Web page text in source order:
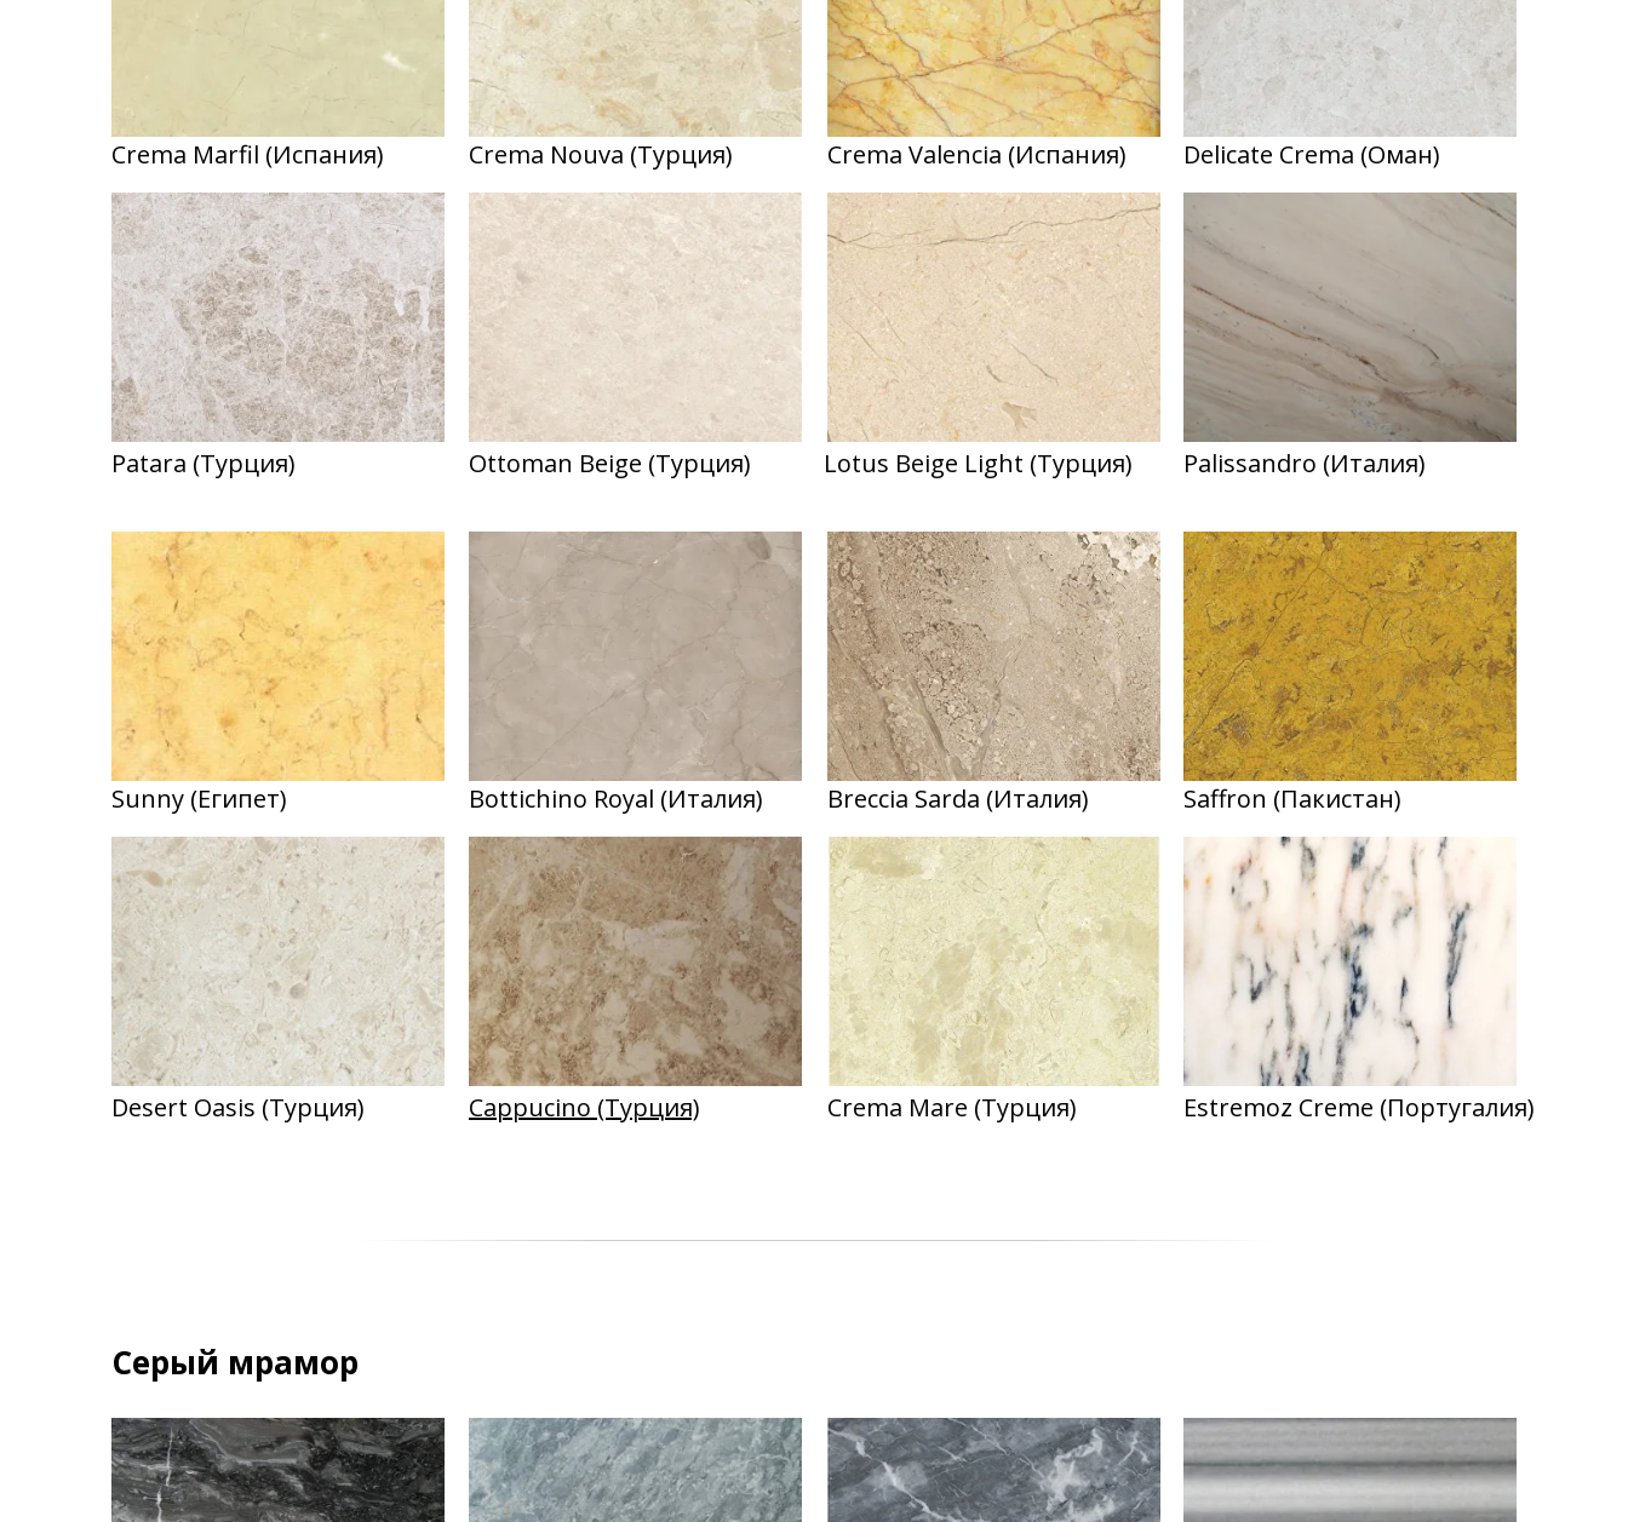
Crema Marfil (Испания) Crema Nouva (Турция) Crema Valencia (Испания)
Patara (Турция) Ottoman Beige (Турция)
Delicate Crema (Оман)
Lotus Beige Light (Турция) Palissandro (Италия)
Sunny (Египет) Bottichino Royal (Италия) Breccia Sarda (Италия)
Desert Oasis (Турция) Cappucino (Турция)
Saffron (Пакистан)
Crema Mare (Турция) Estremoz Creme (Португалия)
Серый мрамор